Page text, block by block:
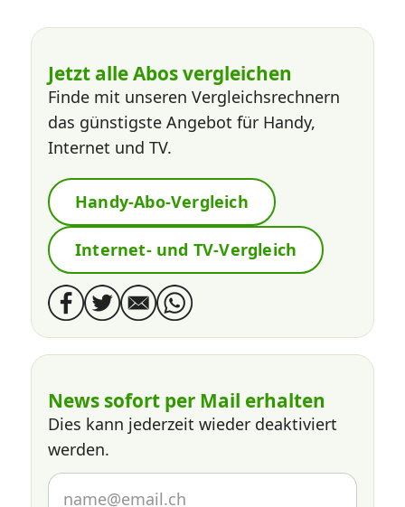
Jetzt alle Abos vergleichen
Finde mit unseren Vergleichsrechnern
das günstigste Angebot für Handy,
Internet und TV.
Handy-Abo-Vergleich
Internet- und TV-Vergleich
News sofort per Mail erhalten
Dies kann jederzeit wieder deaktiviert
werden.